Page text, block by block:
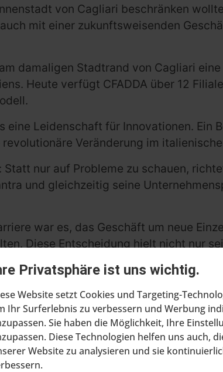
Privatsphäre ist uns wichtig.
Website setzt Cookies und Targeting-
Ihr Surferlebnis zu verbessern und Werbung
Sie haben die Möglichkeit, Ihre
Diese Technologien helfen uns auch,
Website zu analysieren und sie
von Cagliari beschränken
mit einer zukunftsweisenden
damaligen Stadtrand von Cagliari
Heute verfügt CFADDA über 12
Leidenschaft für Innovationen. Ein
Veränderung im
nur auf Probleme zu schauen,
und gleichzeitig seine
war es, das Geschäft um neue
Diese Entscheidung hielt nicht nur
Wachstum.
– Roberto, Gianni, Lorenzo und
und Hartnäckigkeit voran. Den
und zuversichtlich.
wie folgt auf den Punkt: „Cosimo
wesentlicher Teil unserer